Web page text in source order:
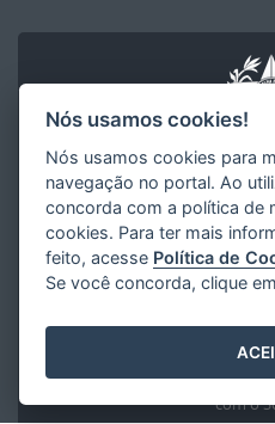
GOVERNO DO ESTADO
Secretaria de Gestão e
Governo do Estado
com o
Nós usamos cookies!
Nós usamos cookies para
navegação no portal. Ao
concorda com a política de
cookies. Para ter mais
feito, acesse Política de
Se você concorda, clique